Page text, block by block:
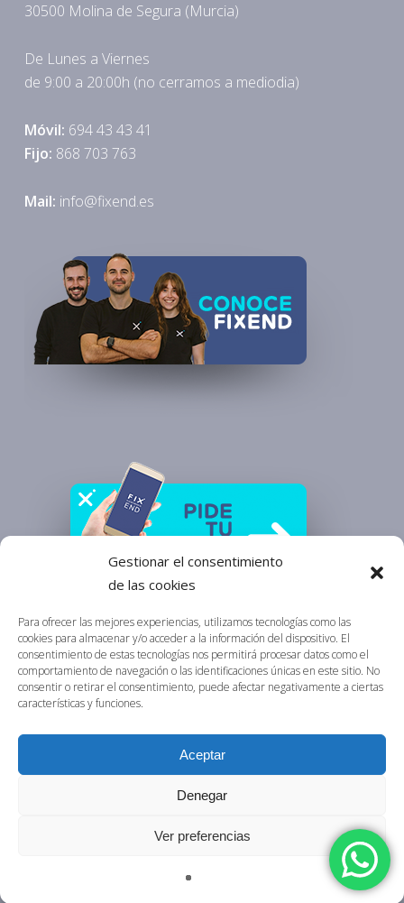
Gestionar el consentimiento
de las cookies
Para ofrecer las mejores experiencias, utilizamos tecnologías como las
cookies para almacenar y/o acceder a la información del dispositivo. El
consentimiento de estas tecnologías nos permitirá procesar datos como el
comportamiento de navegación o las identificaciones únicas en este sitio. No
consentir o retirar el consentimiento, puede afectar negativamente a ciertas
características y funciones.
Aceptar
Denegar
Ver preferencias
30500 Molina de Segura (Murcia)
De Lunes a Viernes
de 9:00 a 20:00h (no cerramos a mediodia)
Móvil: 694 43 43 41
Fijo: 868 703 763
Mail: info@fixend.es
Aviso Legal
Política de Privacidad